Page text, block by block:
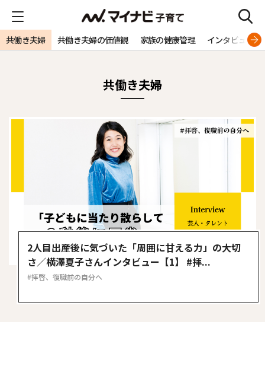
共働き夫婦 共働き夫婦の価値観 家族の健康管理 インタビュー
共働き夫婦
2人目出産後に気づいた「周囲に甘える力」の大切
さ／横澤夏子さんインタビュー【1】 #拝...
拝啓、復職前の自分へ